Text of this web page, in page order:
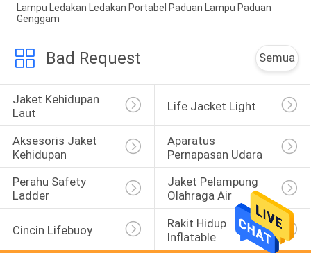
Lampu Ledakan Ledakan Portabel Paduan Lampu Paduan
Genggam
Bad Request Semua
Jaket Kehidupan
Laut
Life Jacket Light
Aksesoris Jaket
Kehidupan
Aparatus
Pernapasan Udara
Perahu Safety
Ladder
Jaket Pelampung
Olahraga Air
Cincin Lifebuoy
Rakit Hidup
Inflatable